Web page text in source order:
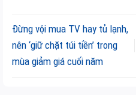
Đừng vội mua TV hay tủ lạnh,
nên ‘giữ chặt túi tiền’ trong
mùa giảm giá cuối năm